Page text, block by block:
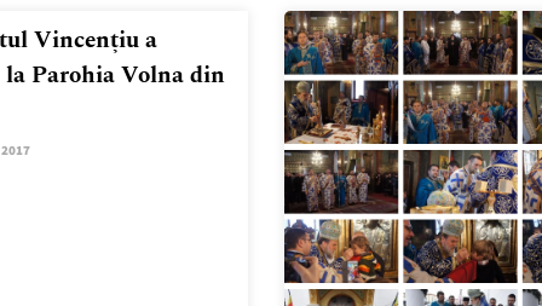
Vincențiu a
Parohia Volna din